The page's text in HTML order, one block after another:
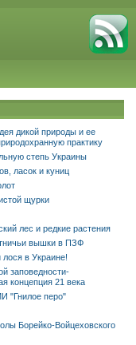
дикой природы и ее
практику
степь Украины
ласок и куниц
щурки
лес и редкие растения
вышки в ПЗФ
в Украине!
заповедности-
концепция 21 века
"Гнилое перо"
Борейко-Войцеховского